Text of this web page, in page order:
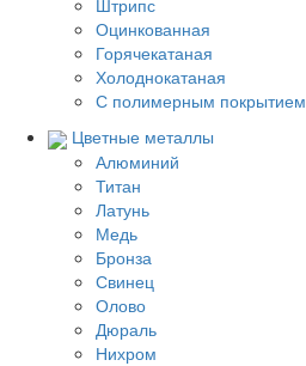
Штрипс
Оцинкованная
Горячекатаная
Холоднокатаная
С полимерным покрытием
Цветные металлы
Алюминий
Титан
Латунь
Медь
Бронза
Свинец
Олово
Дюраль
Нихром